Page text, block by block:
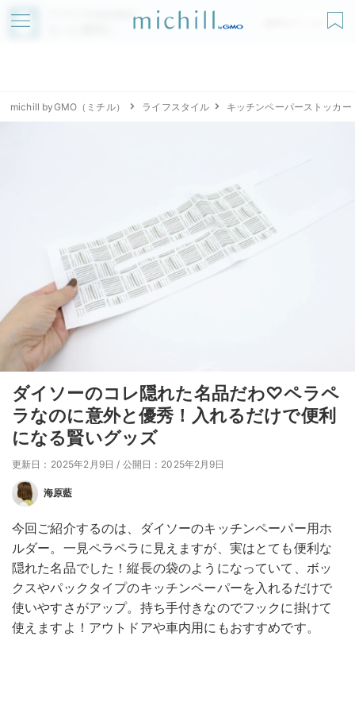
アプリでmichillが
無料ダウンロード
michill byGMO（ミチル） ライフスタイル キッチンペーパーストッカー
ダイソーのコレ隠れた名品だわ♡ペラペ
ラなのに意外と優秀！入れるだけで便利
になる賢いグッズ
更新日：2025年2月9日 / 公開日：2025年2月9日
海原藍
今回ご紹介するのは、ダイソーのキッチンペーパー用ホ
ルダー。一見ペラペラに見えますが、実はとても便利な
隠れた名品でした！縦長の袋のようになっていて、ボッ
クスやパックタイプのキッチンペーパーを入れるだけで
使いやすさがアップ。持ち手付きなのでフックに掛けて
使えますよ！アウトドアや車内用にもおすすめです。